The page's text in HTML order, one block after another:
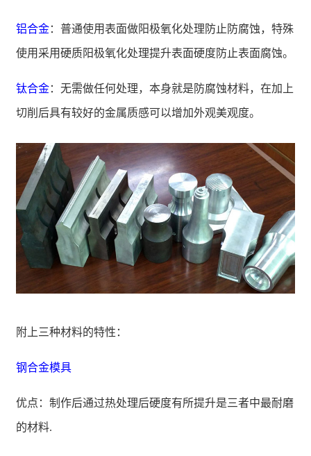
铝合金：普通使用表面做阳极氧化处理防止防腐蚀，特殊
使用采用硬质阳极氧化处理提升表面硬度防止表面腐蚀。
钛合金：无需做任何处理，本身就是防腐蚀材料，在加上
切削后具有较好的金属质感可以增加外观美观度。
附上三种材料的特性：
钢合金模具
优点：制作后通过热处理后硬度有所提升是三者中最耐磨
的材料.